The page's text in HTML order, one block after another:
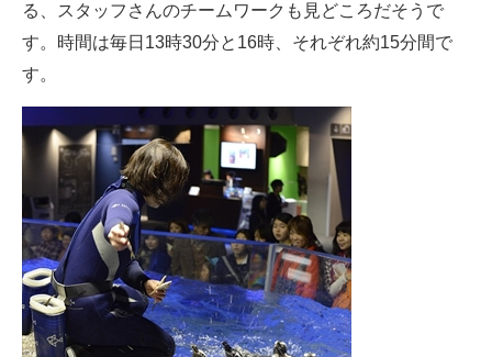
る、スタッフさんのチームワークも見どころだそうで
す。時間は毎日13時30分と16時、それぞれ約15分間で
す。